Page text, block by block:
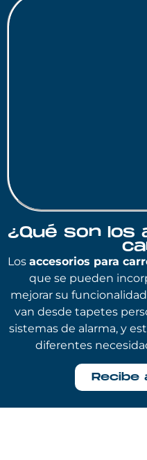
¿Qué son los
Los accesorios para
que se pueden
mejorar su
van desde tapetes
sistemas de alarma, y
diferentes
Recibe